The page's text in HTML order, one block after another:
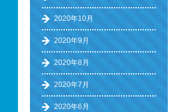
2020年10月
2020年9月
2020年8月
2020年7月
2020年6月